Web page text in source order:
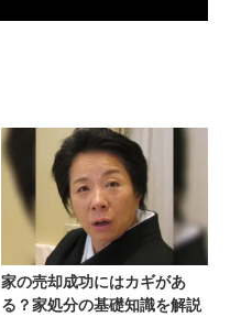
家の売却成功にはカギがあ
る？家処分の基礎知識を解説